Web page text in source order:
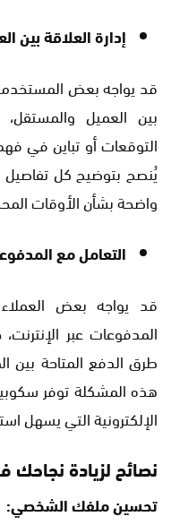
إدارة العلاقة بين
قد يواجه بعض
بين العميل
التوقعات أو تباين في
يُنصح بتوضيح كل تفاصيل
واضحة بشأن الأوقات
التعامل مع
قد يواجه بعض
المدفوعات عبر
طرق الدفع المتاحة
هذه المشكلة توفر
الإلكترونية التي يسهل
نصائح لزيادة
تحسين ملفك الشخصي: